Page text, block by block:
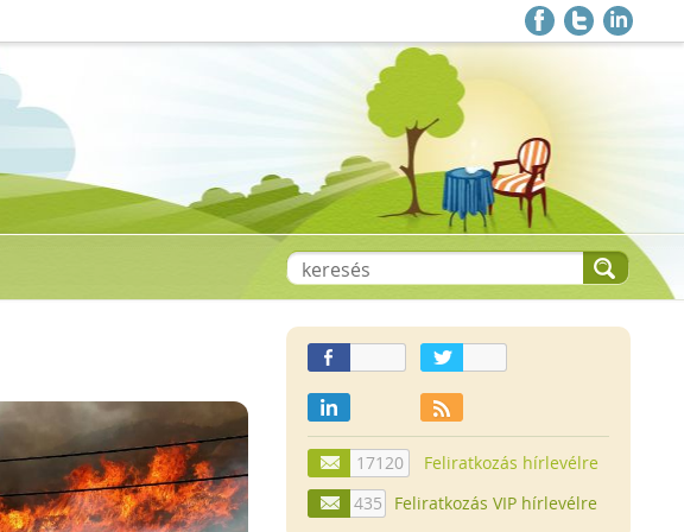
17120
Feliratkozás hírlevélre
435
Feliratkozás VIP hírlevélre